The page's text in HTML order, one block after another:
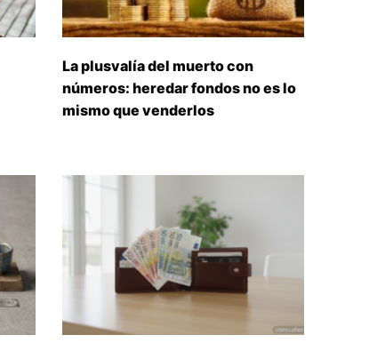
La plusvalía del muerto con
números: heredar fondos no es lo
mismo que venderlos